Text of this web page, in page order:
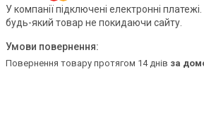
У компанії підключені електронні
будь-який товар не покидаючи сайту.
повернення товару протягом 14 днів за